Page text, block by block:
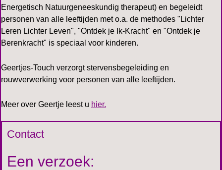
Energetisch Natuurgeneeskundig therapeut) en begeleidt
personen van alle leeftijden met o.a. de methodes "Lichter
Leren Lichter Leven", "Ontdek je Ik-Kracht" en "Ontdek je
Berenkracht" is speciaal voor kinderen.
Geertjes-Touch verzorgt stervensbegeleiding en
rouwverwerking voor personen van alle leeftijden.
Meer over Geertje leest u hier.
Contact
Een verzoek: